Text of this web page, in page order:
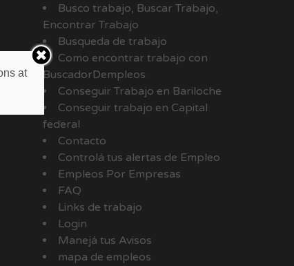
Busco trabajo, Buscar Trabajo,
Encontrar Trabajo
Busqueda de trabajo
Como encontrar trabajo con
BuscadorDempleos
Conseguir Trabajo en Bariloche
Conseguir trabajo en Capital
federal
Contacto
Controlá tus alertas de Empleo
Empleos Por Empresas
FAQ
Links de trabajo
Login
Manejá tus Avisos
mapa de empleos
at